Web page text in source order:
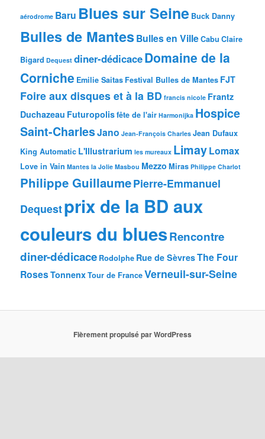
aérodrome Baru Blues sur Seine Buck Danny
Bulles de MantesBulles en VilleCabu Claire
Bigard Dequest diner-dédicaceDomaine de la
Corniche Emilie Saitas Festival Bulles de Mantes FJT
Foire aux disques et à la BD francis nicole Frantz
Duchazeau Futuropolisfête de l'air Harmonijka Hospice
Saint-CharlesJano Jean-François Charles Jean Dufaux
King Automatic L'Illustrarium les mureaux LimayLomax
Love in Vain Mantes la Jolie Masbou Mezzo Miras Philippe Charlot
Philippe GuillaumePierre-Emmanuel
Dequestprix de la BD aux
couleurs du bluesRencontre
diner-dédicace Rodolphe Rue de SèvresThe Four
RosesTonnenxTour de FranceVerneuil-sur-Seine
Fièrement propulsé par WordPress